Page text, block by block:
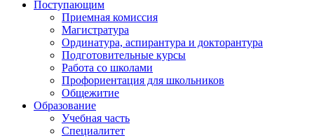
Поступающим
Приемная комиссия
Магистратура
Ординатура, аспирантура и докторантура
Подготовительные курсы
Работа со школами
Профориентация для школьников
Общежитие
Образование
Учебная часть
Специалитет